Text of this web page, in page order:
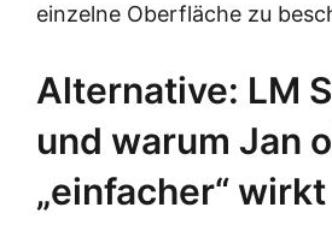
einzelne Oberfläche zu
Alternative: LM
und warum Jan
„einfacher“ wirkt